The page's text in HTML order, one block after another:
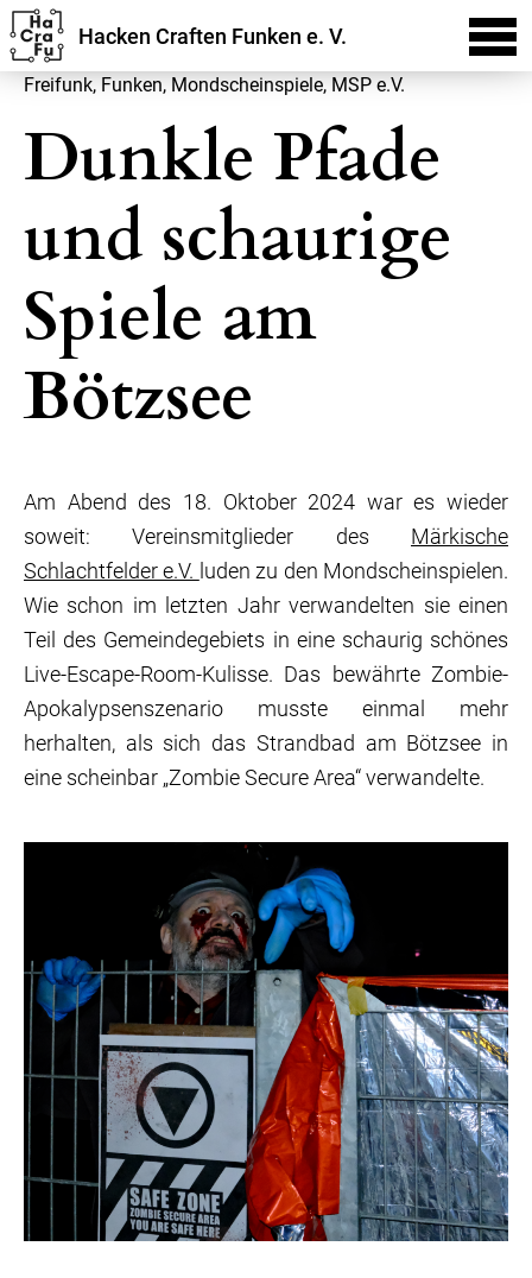
Hacken Craften Funken e. V.
Freifunk, Funken, Mondscheinspiele, MSP e.V.
Dunkle Pfade
und schaurige
Spiele am
Bötzsee
Am Abend des 18. Oktober 2024 war es wieder
soweit: Vereinsmitglieder des Märkische
Schlachtfelder e.V. luden zu den Mondscheinspielen.
Wie schon im letzten Jahr verwandelten sie einen
Teil des Gemeindegebiets in eine schaurig schönes
Live-Escape-Room-Kulisse. Das bewährte Zombie-
Apokalypsenszenario musste einmal mehr
herhalten, als sich das Strandbad am Bötzsee in
eine scheinbar „Zombie Secure Area“ verwandelte.